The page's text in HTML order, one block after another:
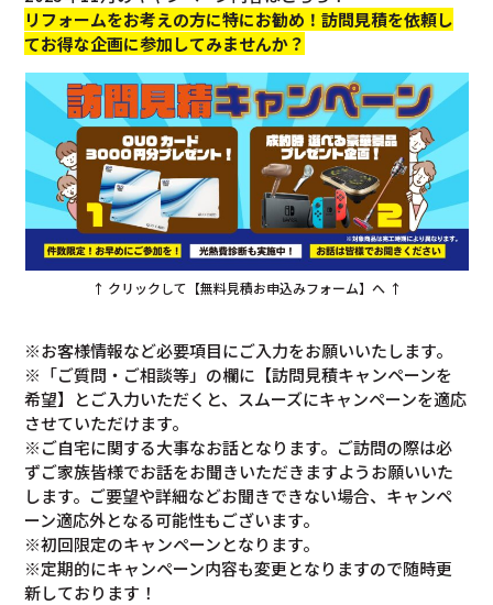
リフォームをお考えの方に特にお勧め！訪問見積を依頼し
てお得な企画に参加してみませんか？
↑ クリックして【無料見積お申込みフォーム】へ ↑
※お客様情報など必要項目にご入力をお願いいたします。
※「ご質問・ご相談等」の欄に【訪問見積キャンペーンを
希望】とご入力いただくと、スムーズにキャンペーンを適応
させていただけます。
※ご自宅に関する大事なお話となります。ご訪問の際は必
ずご家族皆様でお話をお聞きいただきますようお願いいた
します。ご要望や詳細などお聞きできない場合、キャンペ
ーン適応外となる可能性もございます。
※初回限定のキャンペーンとなります。
※定期的にキャンペーン内容も変更となりますので随時更
新しております！